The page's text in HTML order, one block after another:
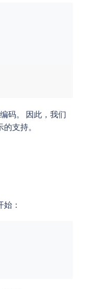
码。 因此，我们
支持。
：